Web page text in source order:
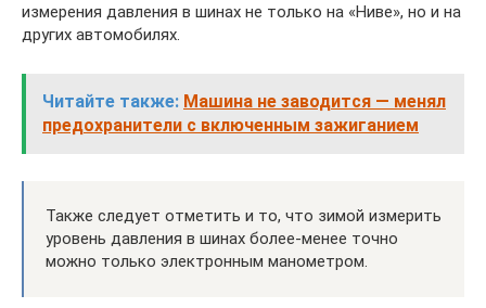
измерения давления в шинах не только на «Ниве», но и на
других автомобилях.
Читайте также: Машина не заводится — менял
предохранители с включенным зажиганием
Также следует отметить и то, что зимой измерить
уровень давления в шинах более-менее точно
можно только электронным манометром.